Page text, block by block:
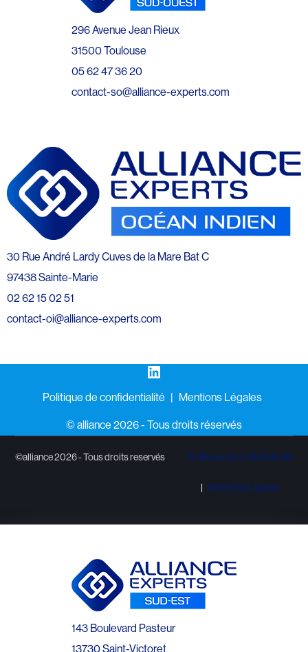
296 Avenue Jean Rieux
31500 Toulouse
05 62 47 36 20
contact-so@alliance-experts.com
30 Rue André Lardy Cuves de la Mare Bat C
97438 Sainte-Marie
02 62 15 02 51
contact-oi@alliance-experts.com
LinkedIn
Politique de confidentialité Mentions Légales
©️ alliance 2026 - Tous droits réservés
©alliance 2026 - Tous droits reservés Politique de confidentialité
Mentions Légales
143 Boulevard Pasteur
13730 Saint-Victoret